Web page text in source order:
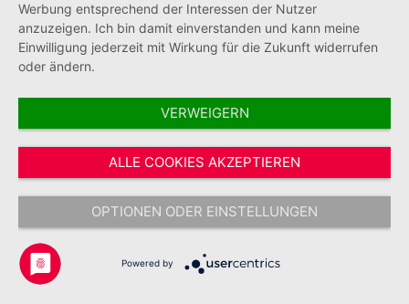
Werbung entsprechend der Interessen der Nutzer
anzuzeigen. Ich bin damit einverstanden und kann meine
Einwilligung jederzeit mit Wirkung für die Zukunft widerrufen
oder ändern.
VERWEIGERN
ALLE COOKIES AKZEPTIEREN
OPTIONEN ODER EINSTELLUNGEN
Powered by